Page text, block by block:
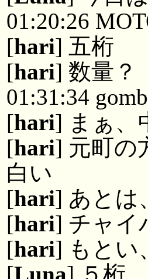
01:20:26
[hari] 五桁
[hari] 数量？
01:31:34
[hari] まぁ、
[hari] 元町の
白い
[hari] あとは
[hari] チャイ
[hari] もとい
[Luna] ５桁